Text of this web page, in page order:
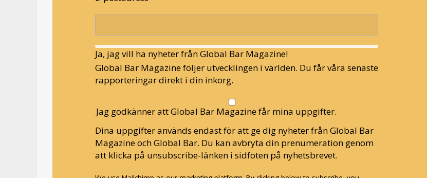
Ja, jag vill ha nyheter från Global Bar Magazine!
Global Bar Magazine följer utvecklingen i världen. Du får våra senaste
rapporteringar direkt i din inkorg.
Jag godkänner att Global Bar Magazine får mina uppgifter.
Dina uppgifter används endast för att ge dig nyheter från Global Bar
Magazine och Global Bar. Du kan avbryta din prenumeration genom
att klicka på unsubscribe-länken i sidfoten på nyhetsbrevet.